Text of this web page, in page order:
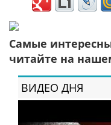
Самые
читайте на
ВИДЕО ДНЯ